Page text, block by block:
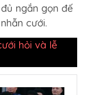
ngắn gọn đế
cưới.
hỏi và lễ